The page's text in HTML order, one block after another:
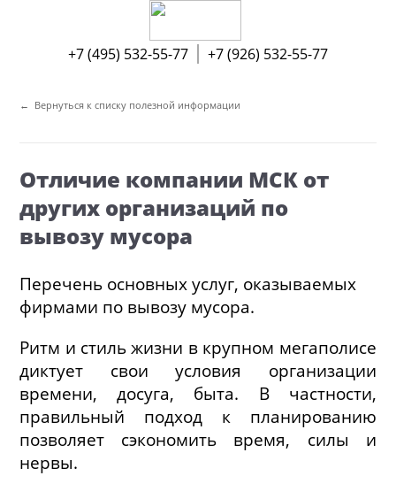
+7 (495) 532-55-77 +7 (926) 532-55-77
← Вернуться к списку полезной информации
Отличие компании МСК от
других организаций по
вывозу мусора
Перечень основных услуг, оказываемых
фирмами по вывозу мусора.
Ритм и стиль жизни в крупном мегаполисе
диктует свои условия организации
времени, досуга, быта. В частности,
правильный подход к планированию
позволяет сэкономить время, силы и
нервы.